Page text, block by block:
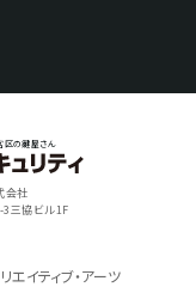
区の鍵屋さん
会社
三協ビル1F
イティブ・アーツ